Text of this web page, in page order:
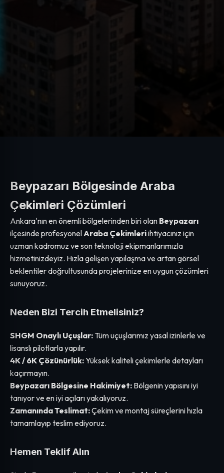
Beypazarı Bölgesinde Araba
Çekimleri Çözümleri
Ankara'nın en önemli bölgelerinden biri olan Beypazarı
ilçesinde profesyonel Araba Çekimleriihtiyacınız için
uzman kadromuz ve son teknoloji ekipmanlarımızla
hizmetinizdeyiz. Hızla gelişen yapılaşma ve artan görsel
beklentiler doğrultusunda projelerinize en uygun çözümleri
sunuyoruz.
Neden Bizi Tercih Etmelisiniz?
SHGM Onaylı Uçuşlar: Tüm uçuşlarımız yasal izinlerle ve
lisanslı pilotlarla yapılır.
4K / 6K Çözünürlük:Yüksek kaliteli çekimlerle detayları
kaçırmayın.
Beypazarı Bölgesine Hakimiyet: Bölgenin yapısını iyi
tanıyor ve en iyi açıları yakalıyoruz.
Zamanında Teslimat:Çekim ve montaj süreçlerini hızla
tamamlayıp teslim ediyoruz.
Hemen Teklif Alın